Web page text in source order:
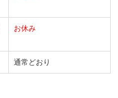
お休み
通常どおり